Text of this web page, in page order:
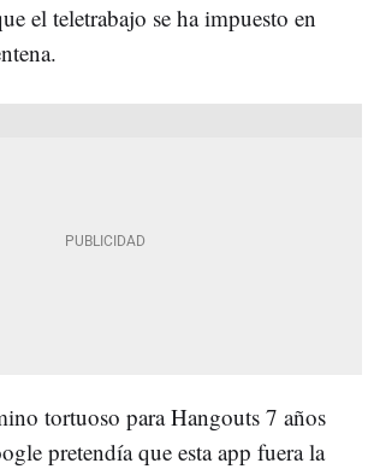
el teletrabajo se ha impuesto en
tortuoso para Hangouts 7 años
pretendía que esta app fuera la